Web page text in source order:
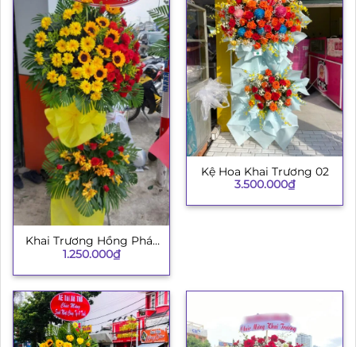
Khai Trương Hồng Phát
H008
1.250.000₫
Kệ Hoa Khai Trương 02
3.500.000₫